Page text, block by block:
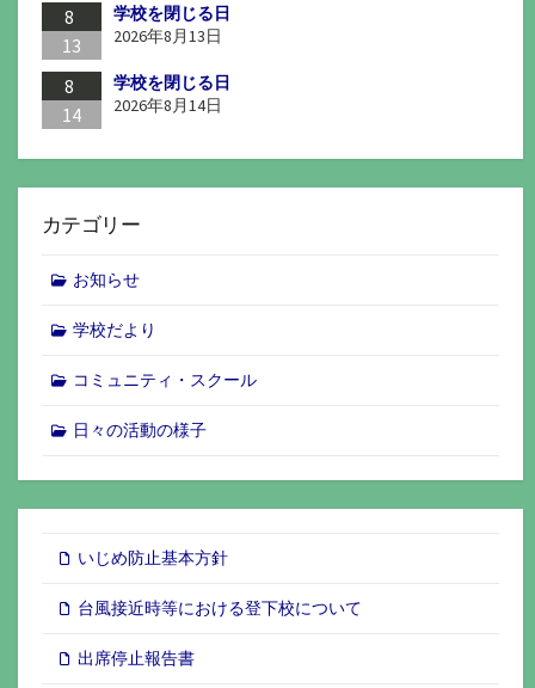
8
13
学校を閉じる日
2026年8月13日
8
14
学校を閉じる日
2026年8月14日
カテゴリー
お知らせ
学校だより
コミュニティ・スクール
日々の活動の様子
いじめ防止基本方針
台風接近時等における登下校について
出席停止報告書